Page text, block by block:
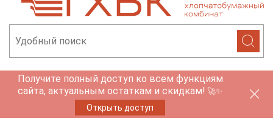
Получите полный доступ ко всем функциям
сайта, актуальным остаткам и скидкам! 🚀✨
Открыть доступ